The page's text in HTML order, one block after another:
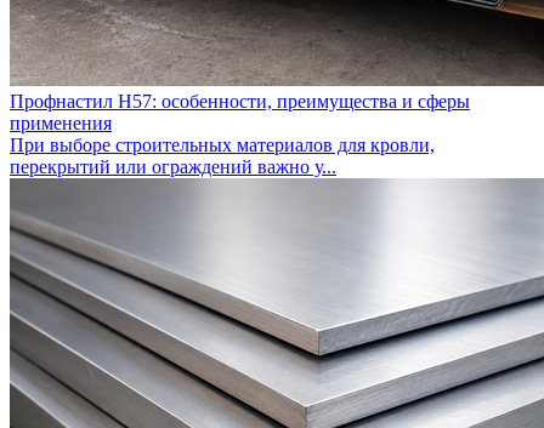
Профнастил Н57: особенности, преимущества и сферы
применения
При выборе строительных материалов для кровли,
перекрытий или ограждений важно у...